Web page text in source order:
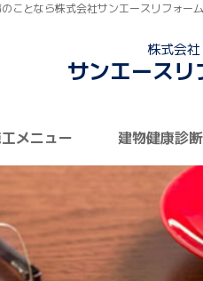
となら株式会社サンエースリフォー
株式会社
サンエースリ
メニュー 建物健康診断